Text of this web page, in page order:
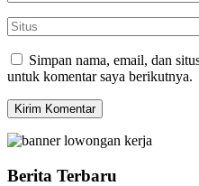
Simpan nama, email, dan
untuk komentar saya berikutnya.
Berita Terbaru